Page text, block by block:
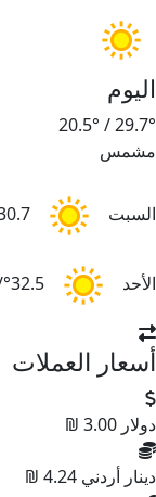
اليوم
29.7°
/
20.5°
مشمس
السبت 21.3°
الأحد 32.5°/22.1°
أسعار العملات
دولار 3.00 ₪
دينار أردني 4.24 ₪